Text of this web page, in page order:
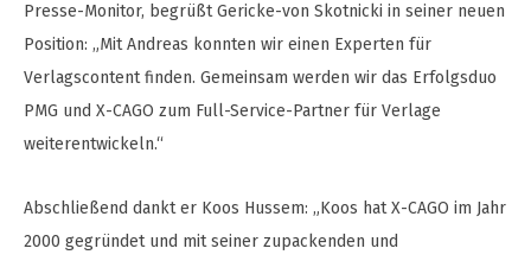
Presse-Monitor, begrüßt Gericke-von Skotnicki in seiner neuen
Position: „Mit Andreas konnten wir einen Experten für
Verlagscontent finden. Gemeinsam werden wir das Erfolgsduo
PMG und X-CAGO zum Full-Service-Partner für Verlage
weiterentwickeln.“
Abschließend dankt er Koos Hussem: „Koos hat X-CAGO im Jahr
2000 gegründet und mit seiner zupackenden und